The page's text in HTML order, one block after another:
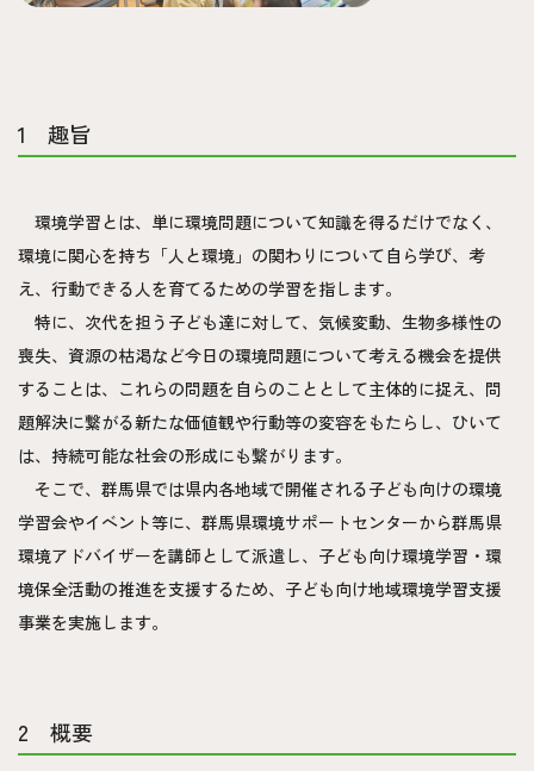
1 趣旨
環境学習とは、単に環境問題について知識を得るだけでなく、
環境に関心を持ち「人と環境」の関わりについて自ら学び、考
え、行動できる人を育てるための学習を指します。
特に、次代を担う子ども達に対して、気候変動、生物多様性の
喪失、資源の枯渇など今日の環境問題について考える機会を提供
することは、これらの問題を自らのこととして主体的に捉え、問
題解決に繋がる新たな価値観や行動等の変容をもたらし、ひいて
は、持続可能な社会の形成にも繋がります。
そこで、群馬県では県内各地域で開催される子ども向けの環境
学習会やイベント等に、群馬県環境サポートセンターから群馬県
環境アドバイザーを講師として派遣し、子ども向け環境学習・環
境保全活動の推進を支援するため、子ども向け地域環境学習支援
事業を実施します。
2 概要